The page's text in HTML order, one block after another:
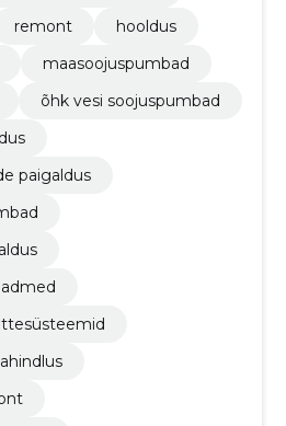
remont
hooldus
maasoojuspumbad
õhk vesi soojuspumbad
paigaldus